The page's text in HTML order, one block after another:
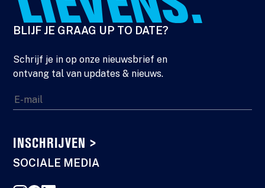
BLIJF JE GRAAG UP TO DATE?
Schrijf je in op onze nieuwsbrief en
ontvang tal van updates & nieuws.
E-
mail
SOCIALE MEDIA